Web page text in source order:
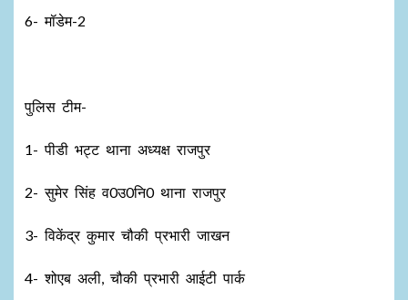
6- मॉडेम-2
पुलिस टीम-
1- पीडी भट्ट थाना अध्यक्ष राजपुर
2- सुमेर सिंह व0उ0नि0 थाना राजपुर
3- विकेंद्र कुमार चौकी प्रभारी जाखन
4- शोएब अली, चौकी प्रभारी आईटी पार्क